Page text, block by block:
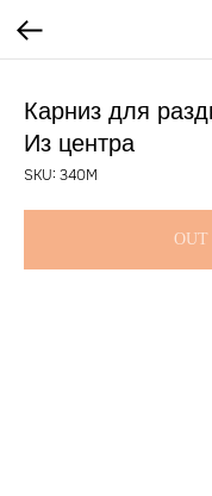
Карниз для
Из центра
SKU: 340M
OUT